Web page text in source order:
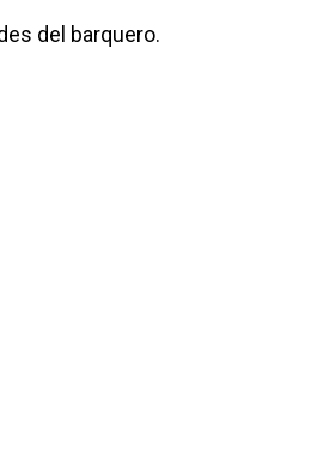
del barquero.